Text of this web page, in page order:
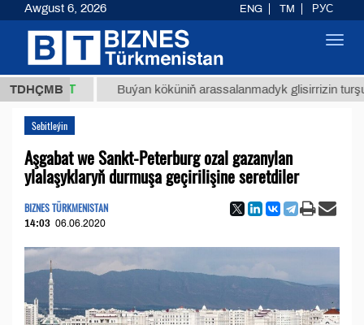
TDHÇMB
ТМТ Buýan köküniň arassalanmadyk glisirrizin turşusy (t.)
Sebitleýin
Aşgabat we Sankt-Peterburg ozal gazanylan
ylalaşyklaryň durmuşa geçirilişine seretdiler
BIZNES TÜRKMENISTAN
14:03 06.06.2020
Awgust 6, 2026 ENG TM РУС